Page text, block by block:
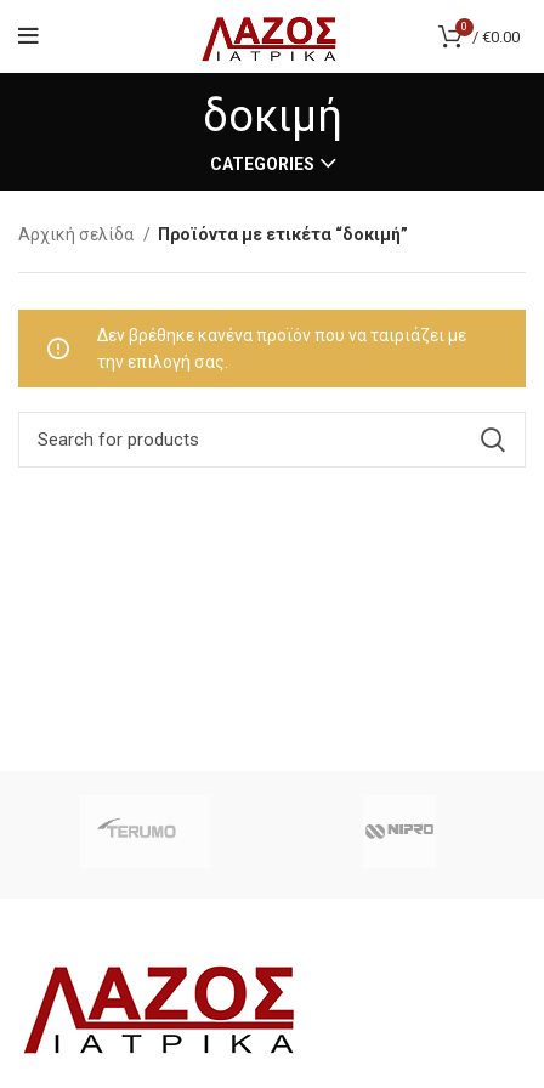
0
/ €0.00
δοκιμή
CATEGORIES
Αρχική σελίδα Προϊόντα με ετικέτα “δοκιμή”
Δεν βρέθηκε κανένα προϊόν που να ταιριάζει με
την επιλογή σας.